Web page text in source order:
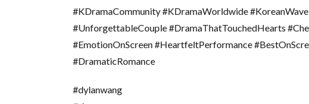
#KDramaCommunity #KDramaWorldwide
#UnforgettableCouple #DramaThatTouchedHearts
#EmotionOnScreen #HeartfeltPerformance
#DramaticRomance
#dylanwang